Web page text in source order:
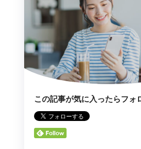
この記事が気に入ったらフォ